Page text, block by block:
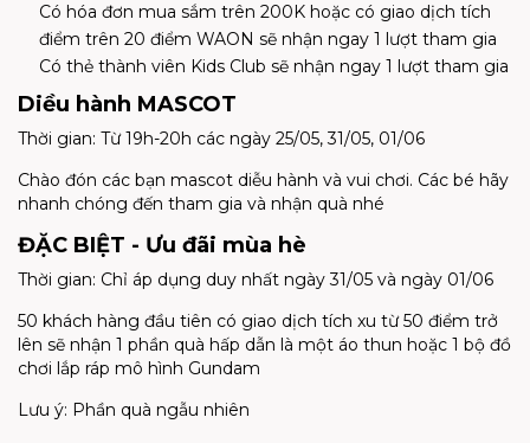
Có hóa đơn mua sắm trên 200K hoặc có giao dịch tích
điểm trên 20 điểm WAON sẽ nhận ngay 1 lượt tham gia
Có thẻ thành viên Kids Club sẽ nhận ngay 1 lượt tham gia
Diều hành MASCOT
Thời gian: Từ 19h-20h các ngày 25/05, 31/05, 01/06
Chào đón các bạn mascot diễu hành và vui chơi. Các bé hãy
nhanh chóng đến tham gia và nhận quà nhé
ĐẶC BIỆT - Ưu đãi mùa hè
Thời gian: Chỉ áp dụng duy nhất ngày 31/05 và ngày 01/06
50 khách hàng đầu tiên có giao dịch tích xu từ 50 điểm trở
lên sẽ nhận 1 phần quà hấp dẫn là một áo thun hoặc 1 bộ đồ
chơi lắp ráp mô hình Gundam
Lưu ý: Phần quà ngẫu nhiên